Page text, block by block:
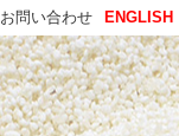
ENGLISH
お問い合わせ